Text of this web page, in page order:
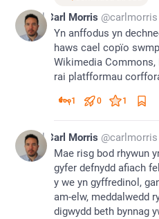
Jul 9Carl Morris @carlmorris
Yn anffodus yn
haws cael copïo
Wikimedia Commons,
rai platfformau
1 0 1
Jul 9Carl Morris @carlmorris
Mae risg bod rhywun
gyfer defnydd afiach
y we yn gyffredinol,
am-elw, meddalwedd
digwydd beth bynnag